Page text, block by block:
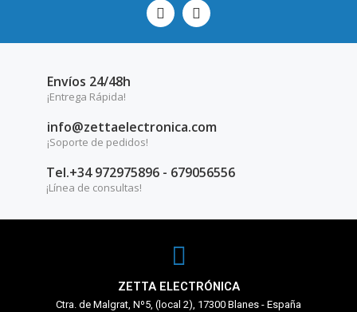
Envíos 24/48h
¡Entrega Rápida!
info@zettaelectronica.com
¡Soporte de pedidos!
Tel.+34 972975896 - 679056556
¡Línea de consultas!
ZETTA ELECTRÓNICA
Ctra. de Malgrat, Nº5, (local 2), 17300 Blanes - España